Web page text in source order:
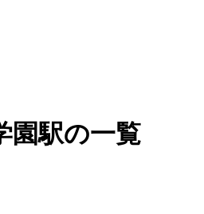
園駅の一覧